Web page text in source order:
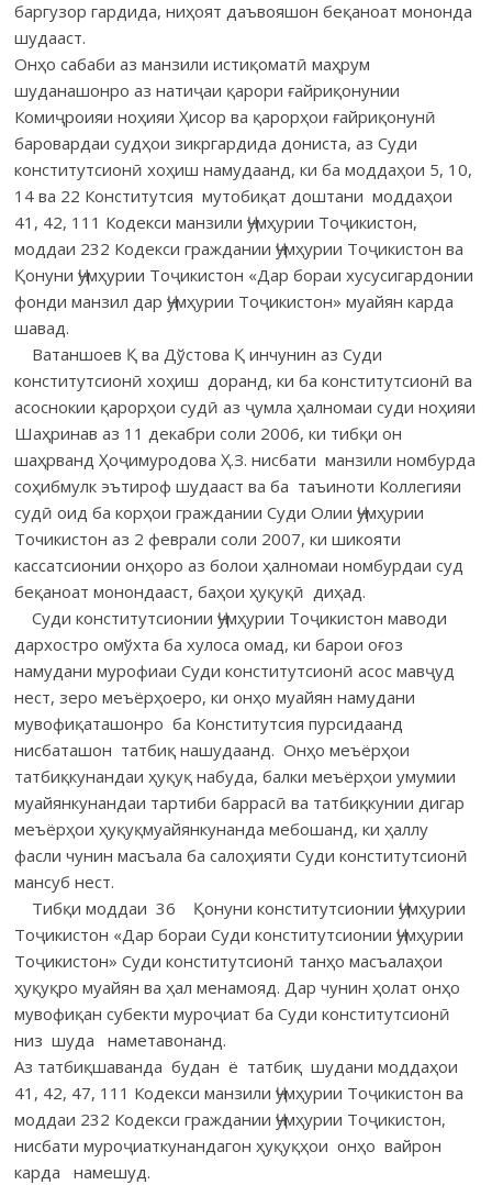
баргузор гардида, ниҳоят даъвояшон беқаноат мононда
шудааст.
Онҳо сабаби аз манзили истиқоматӣ маҳрум
шуданашонро аз натиҷаи қарори ғайриқонунии
Комиҷроияи ноҳияи Ҳисор ва қарорҳои ғайриқонунӣ
баровардаи судҳои зикргардида дониста, аз Суди
конститутсионӣ хоҳиш намудаанд, ки ба моддаҳои 5, 10,
14 ва 22 Конститутсия мутобиқат доштани моддаҳои
41, 42, 111 Кодекси манзили Ҷумҳурии Тоҷикистон,
моддаи 232 Кодекси граждании Ҷумҳурии Тоҷикистон ва
Қонуни Ҷумҳурии Тоҷикистон «Дар бораи хусусигардонии
фонди манзил дар Ҷумҳурии Тоҷикистон» муайян карда
шавад.
Ватаншоев Қ ва Дўстова Қ инчунин аз Суди
конститутсионӣ хоҳиш доранд, ки ба конститутсионӣ ва
асоснокии қарорҳои судӣ аз ҷумла ҳалномаи суди ноҳияи
Шаҳринав аз 11 декабри соли 2006, ки тибқи он
шаҳрванд Ҳоҷимуродова Ҳ.З. нисбати манзили номбурда
соҳибмулк эътироф шудааст ва ба таъиноти Коллегияи
судӣ оид ба корҳои граждании Суди Олии Ҷумҳурии
Точикистон аз 2 феврали соли 2007, ки шикояти
кассатсионии онҳоро аз болои ҳалномаи номбурдаи суд
беқаноат монондааст, баҳои ҳуқуқӣ диҳад.
Суди конститутсионии Ҷумҳурии Тоҷикистон маводи
дархостро омўхта ба хулоса омад, ки барои оғоз
намудани мурофиаи Суди конститутсионӣ асос мавҷуд
нест, зеро меъёрҳоеро, ки онҳо муайян намудани
мувофиқаташонро ба Конститутсия пурсидаанд
нисбаташон татбиқ нашудаанд. Онҳо меъёрҳои
татбиқкунандаи ҳуқуқ набуда, балки меъёрҳои умумии
муайянкунандаи тартиби баррасӣ ва татбиқкунии дигар
меъёрҳои ҳуқуқмуайянкунанда мебошанд, ки ҳаллу
фасли чунин масъала ба салоҳияти Суди конститутсионӣ
мансуб нест.
Тибқи моддаи 36 Қонуни конститутсионии Ҷумҳурии
Тоҷикистон «Дар бораи Суди конститутсионии Ҷумҳурии
Тоҷикистон» Суди конститутсионӣ танҳо масъалаҳои
ҳуқуқро муайян ва ҳал менамояд. Дар чунин ҳолат онҳо
мувофиқан субекти муроҷиат ба Суди конститутсионӣ
низ шуда наметавонанд.
Аз татбиқшаванда будан ё татбиқ шудани моддаҳои
41, 42, 47, 111 Кодекси манзили Ҷумҳурии Тоҷикистон ва
моддаи 232 Кодекси граждании Ҷумҳурии Тоҷикистон,
нисбати муроҷиаткунандагон ҳуқуқҳои онҳо вайрон
карда намешуд.